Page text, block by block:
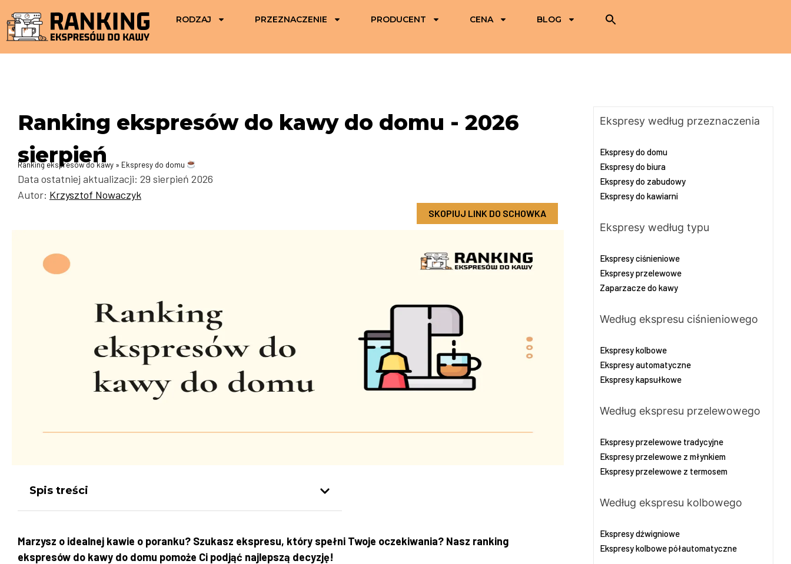
RODZAJ PRZEZNACZENIE PRODUCENT CENA BLOG
Ranking ekspresów do kawy do domu - 2026
sierpień
Ranking ekspresów do kawy » Ekspresy do domu
Data ostatniej aktualizacji: 29 sierpień 2026
Autor: Krzysztof Nowaczyk
SKOPIUJ LINK DO SCHOWKA
Spis treści
Marzysz o idealnej kawie o poranku? Szukasz ekspresu, który spełni Twoje oczekiwania? Nasz ranking
ekspresów do kawy do domu pomoże Ci podjąć najlepszą decyzję!
Ekspresy według przeznaczenia
Ekspresy do domu
Ekspresy do biura
Ekspresy do zabudowy
Ekspresy do kawiarni
Ekspresy według typu
Ekspresy ciśnieniowe
Ekspresy przelewowe
Zaparzacze do kawy
Według ekspresu ciśnieniowego
Ekspresy kolbowe
Ekspresy automatyczne
Ekspresy kapsułkowe
Według ekspresu przelewowego
Ekspresy przelewowe tradycyjne
Ekspresy przelewowe z młynkiem
Ekspresy przelewowe z termosem
Według ekspresu kolbowego
Ekspresy dźwigniowe
Ekspresy kolbowe półautomatyczne